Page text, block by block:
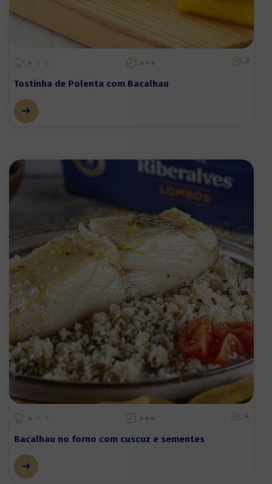
3
Tostinha de Polenta com Bacalhau
4
Bacalhau no forno com cuscuz e sementes